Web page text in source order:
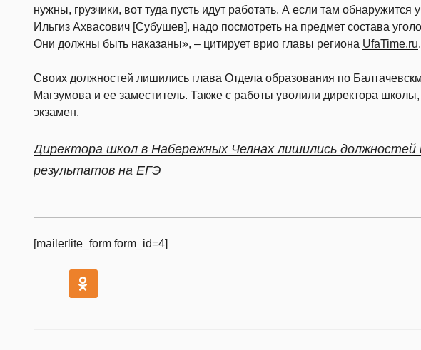
нужны, грузчики, вот туда пусть идут работать. А если там обнаружится
Ильгиз Ахвасович [Субушев], надо посмотреть на предмет состава
Они должны быть наказаны», – цитирует врио главы региона UfaTime.ru.
Своих должностей лишились глава Отдела образования по
Магзумова и ее заместитель. Также с работы уволили директора
экзамен.
Директора школ в Набережных Челнах лишились должностей
результатов на ЕГЭ
[mailerlite_form form_id=4]